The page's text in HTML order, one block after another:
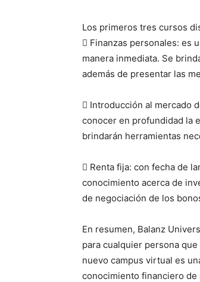
Los primeros tres cursos
 Finanzas personales: es
manera inmediata. Se
además de presentar las
 Introducción al mercado
conocer en profundidad la
brindarán herramientas
 Renta fija: con fecha de
conocimiento acerca de
de negociación de los
En resumen, Balanz
para cualquier persona
nuevo campus virtual es
conocimiento financiero de